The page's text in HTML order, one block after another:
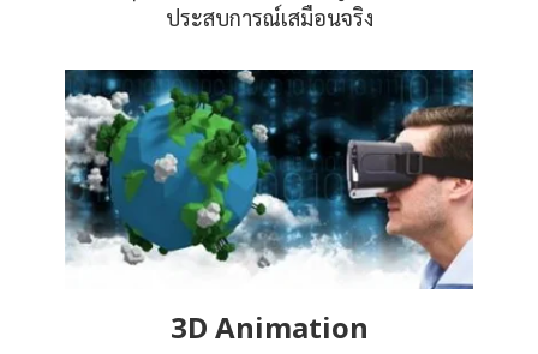
ประสบการณ์เสมือนจริง
3D Animation